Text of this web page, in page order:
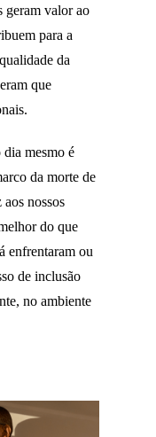
geram valor ao
para a
da
que
mesmo é
da morte de
nossos
do que
enfrentaram ou
de inclusão
no ambiente